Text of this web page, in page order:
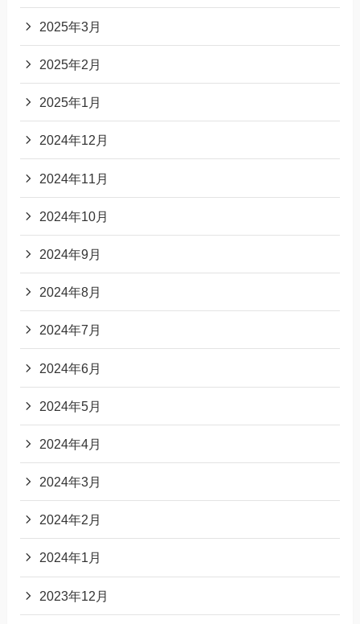
2025年3月
2025年2月
2025年1月
2024年12月
2024年11月
2024年10月
2024年9月
2024年8月
2024年7月
2024年6月
2024年5月
2024年4月
2024年3月
2024年2月
2024年1月
2023年12月